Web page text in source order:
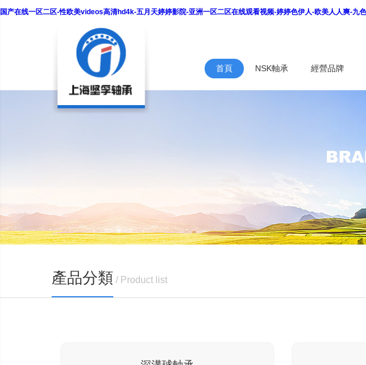
国产在线一区二区-性欧美videos高清hd4k-五月天婷婷影院-亚洲一区二区在线观看视频-婷婷色伊人-欧美人人爽-九
首頁 NSK軸承 經營品牌
產品分類 / Product list